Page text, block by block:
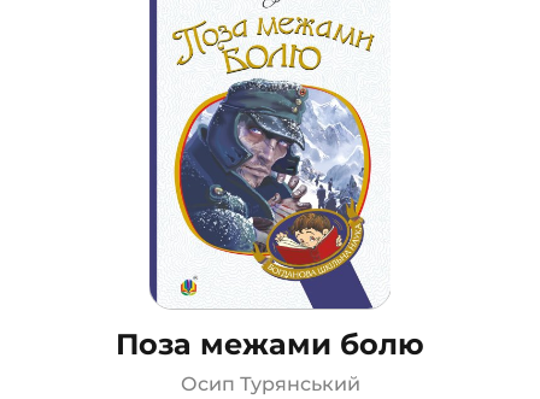
Навчальна література та посібники (527)
Енциклопедії, довідники, словники (55)
Подарункові сертифікати (1)
Поза межами болю
Осип Турянський